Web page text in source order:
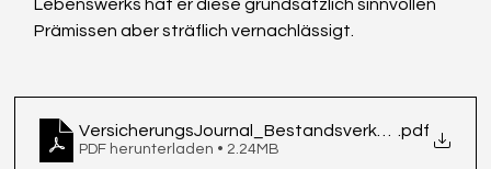
Lebenswerks hat er diese grundsätzlich sinnvollen
Prämissen aber sträflich vernachlässigt.
VersicherungsJournal_Bestandsverkauf-im-
.pdf
PDF herunterladen • 2.24MB